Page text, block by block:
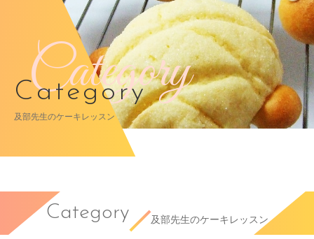
Category
Category
及部先生のケーキレッスン
Category 及部先生のケーキレッスン